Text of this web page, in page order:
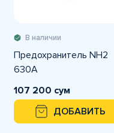
В наличии
Предохранитель NH2
630A
107 200 сум
ДОБАВИТЬ